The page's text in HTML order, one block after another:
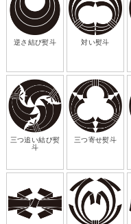
逆さ結び熨斗 対い熨斗
三つ追い結び熨
斗
三つ寄せ熨斗